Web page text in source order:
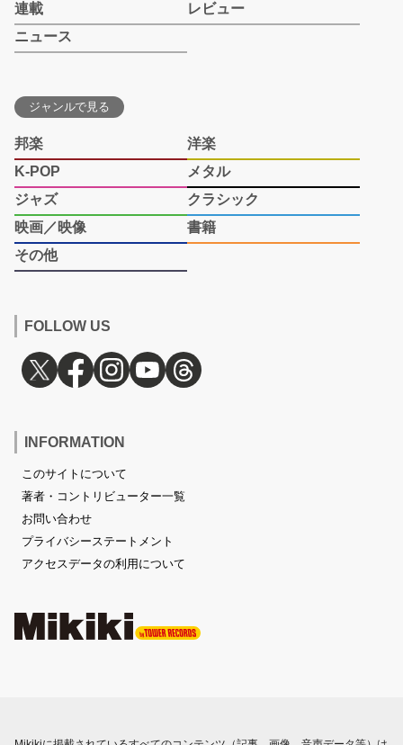
連載
レビュー
ニュース
ジャンルで見る
邦楽
洋楽
K-POP
メタル
ジャズ
クラシック
映画／映像
書籍
その他
FOLLOW US
INFORMATION
このサイトについて
著者・コントリビューター一覧
お問い合わせ
プライバシーステートメント
アクセスデータの利用について